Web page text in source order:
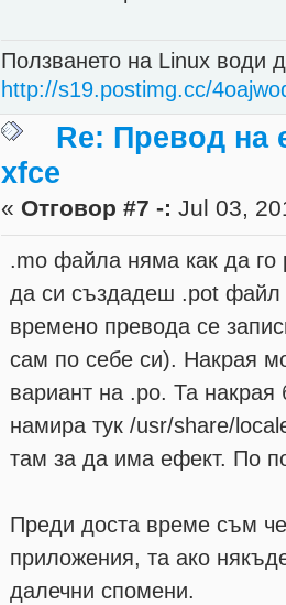
Ползването на Linux води
http://s19.postimg.cc/
Re: Превод на
xfce
« Отговор #7 -: Jul 03,
.mo файла няма как да
да си създадеш .pot файл
времено превода се
сам по себе си). Накрая
вариант на .po. Та
намира тук /usr/share/
там за да има ефект. По
Преди доста време съм
приложения, та ако
далечни спомени.